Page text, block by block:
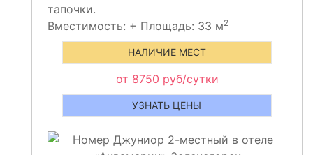
тапочки.
Вместимость: + Площадь: 33 м2
НАЛИЧИЕ МЕСТ
от 8750 руб/сутки
УЗНАТЬ ЦЕНЫ